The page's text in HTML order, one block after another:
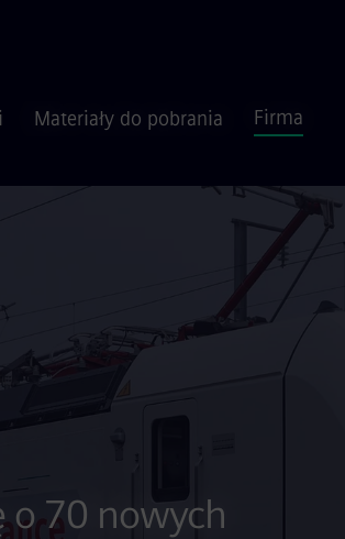
Materiały do pobrania Firma
o 70 nowych